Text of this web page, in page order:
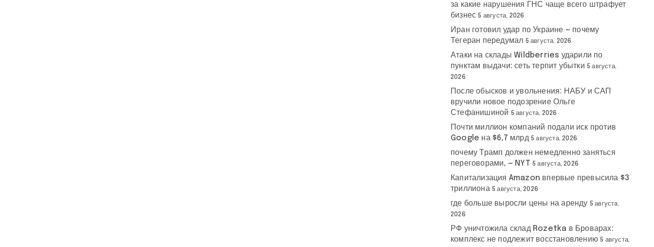
за какие нарушения ГНС чаще всего штрафует
бизнес 5 августа, 2026
Иран готовил удар по Украине — почему
Тегеран передумал 5 августа, 2026
Атаки на склады Wildberries ударили по
пунктам выдачи: сеть терпит убытки 5 августа,
2026
После обысков и увольнения: НАБУ и САП
вручили новое подозрение Ольге
Стефанишиной 5 августа, 2026
Почти миллион компаний подали иск против
Google на $6,7 млрд 5 августа, 2026
почему Трамп должен немедленно заняться
переговорами, — NYT 5 августа, 2026
Капитализация Amazon впервые превысила $3
триллиона 5 августа, 2026
где больше выросли цены на аренду 5 августа,
2026
РФ уничтожила склад Rozetka в Броварах:
комплекс не подлежит восстановлению 5 августа,